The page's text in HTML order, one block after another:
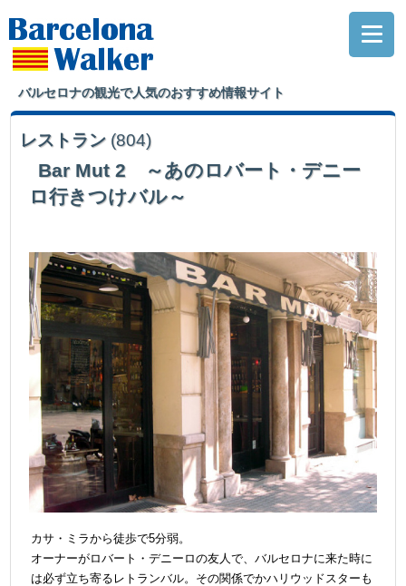
バルセロナの観光で人気のおすすめ情報サイト
レストラン (804)
Bar Mut 2 ～あのロバート・デニー
ロ行きつけバル～
カサ・ミラから徒歩で5分弱。
オーナーがロバート・デニーロの友人で、バルセロナに来た時に
は必ず立ち寄るレトランバル。その関係でかハリウッドスターも